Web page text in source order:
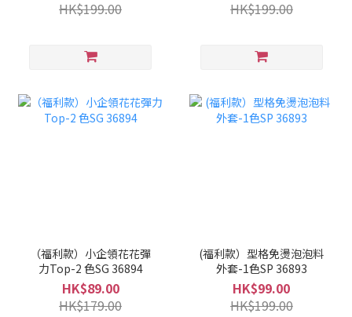
HK$199.00
HK$199.00
（福利款）小企領花花彈
力Top-2 色SG 36894
HK$89.00
HK$179.00
(福利款）型格免燙泡泡料
外套-1色SP 36893
HK$99.00
HK$199.00